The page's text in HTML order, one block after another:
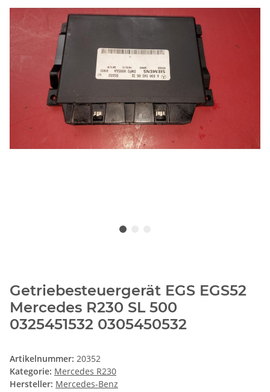
Getriebesteuergerät EGS EGS52
Mercedes R230 SL 500
0325451532 0305450532
Artikelnummer: 20352
Kategorie: Mercedes R230
Hersteller: Mercedes-Benz